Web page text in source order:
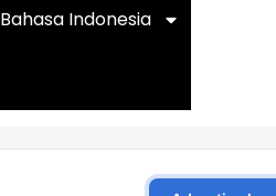
Bahasa Indonesia